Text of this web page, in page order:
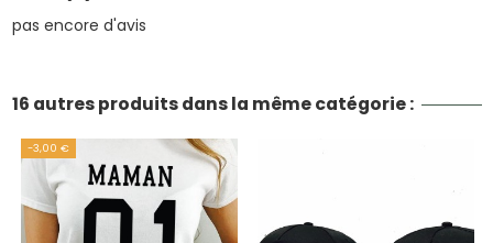
pas encore d'avis
16 autres produits dans la même catégorie :
-3,00 €